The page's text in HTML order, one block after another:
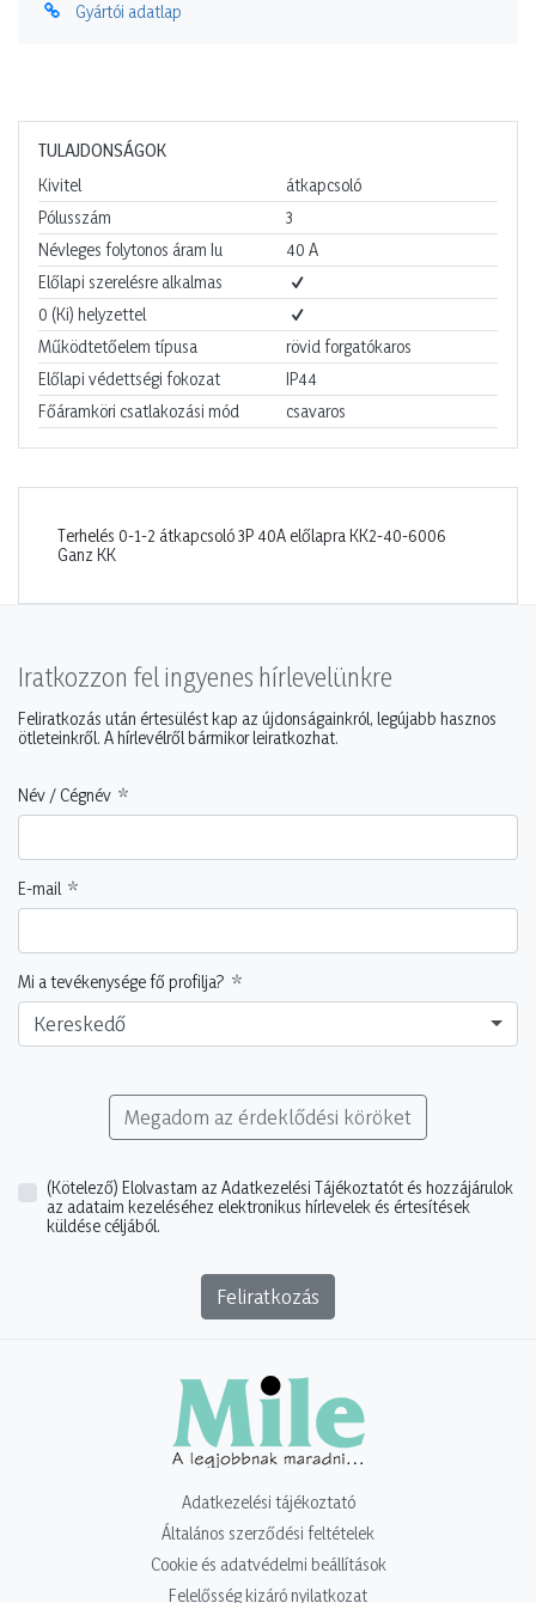
Gyártói adatlap
TULAJDONSÁGOK
Kivitel
átkapcsoló
Pólusszám
3
Névleges folytonos áram Iu
40 A
Előlapi szerelésre alkalmas
0 (Ki) helyzettel
Működtetőelem típusa
rövid forgatókaros
Előlapi védettségi fokozat
IP44
Főáramköri csatlakozási mód
csavaros
Terhelés 0-1-2 átkapcsoló 3P 40A előlapra KK2-40-6006
Ganz KK
Iratkozzon fel ingyenes hírlevelünkre
Feliratkozás után értesülést kap az újdonságainkról, legújabb hasznos
ötleteinkről. A hírlevélről bármikor leiratkozhat.
Név / Cégnév
E-mail
Mi a tevékenysége fő profilja?
Kereskedő
Megadom az érdeklődési köröket
(Kötelező) Elolvastam az Adatkezelési Tájékoztatót és hozzájárulok
az adataim kezeléséhez elektronikus hírlevelek és értesítések
küldése céljából.
Feliratkozás
Adatkezelési tájékoztató
Általános szerződési feltételek
Cookie és adatvédelmi beállítások
Felelősség kizáró nyilatkozat